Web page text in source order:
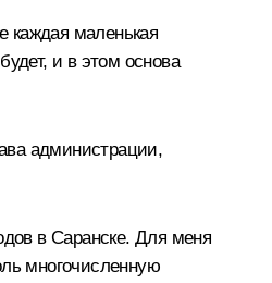
каждая маленькая
и в этом основа
администрации,
в Саранске. Для меня
многочисленную